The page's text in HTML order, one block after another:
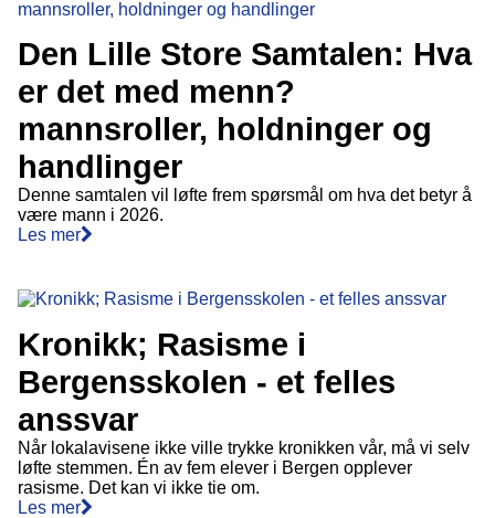
Den Lille Store Samtalen: Hva
er det med menn?
mannsroller, holdninger og
handlinger
Denne samtalen vil løfte frem spørsmål om hva det betyr å
være mann i 2026.
Les mer
Kronikk; Rasisme i
Bergensskolen - et felles
anssvar
Når lokalavisene ikke ville trykke kronikken vår, må vi selv
løfte stemmen. Én av fem elever i Bergen opplever
rasisme. Det kan vi ikke tie om.
Les mer